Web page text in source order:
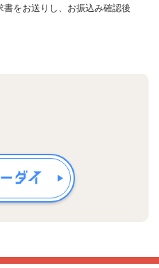
書をお送りし、お振込み確認後